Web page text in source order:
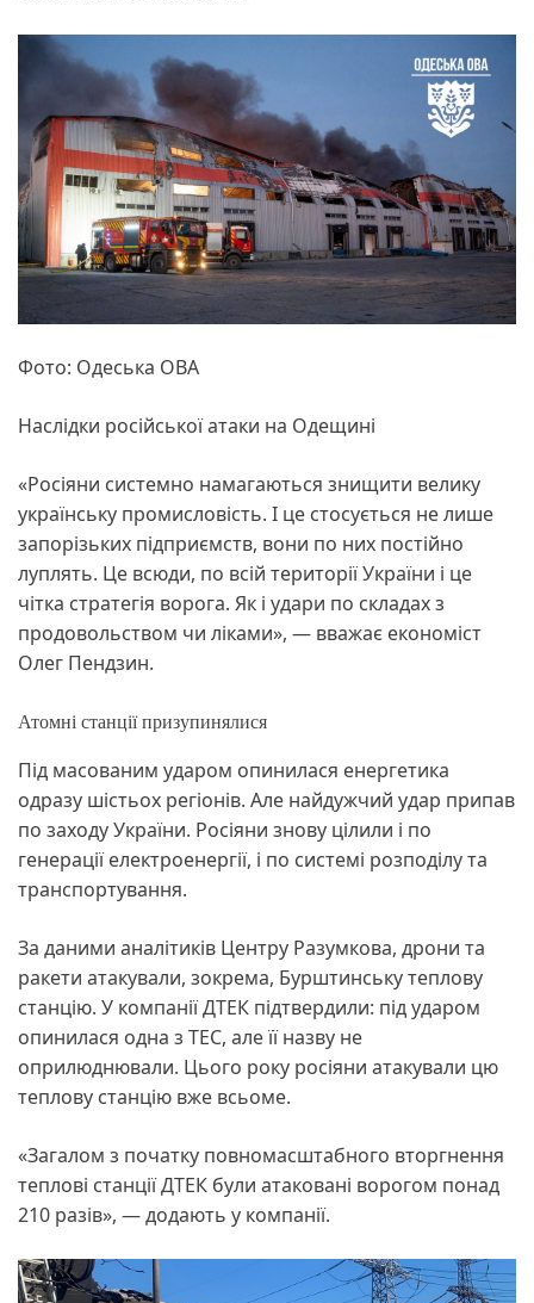
Фото: Одеська ОВА
Наслідки російської атаки на Одещині
«Росіяни системно намагаються знищити велику
українську промисловість. І це стосується не лише
запорізьких підприємств, вони по них постійно
луплять. Це всюди, по всій території України і це
чітка стратегія ворога. Як і удари по складах з
продовольством чи ліками», — вважає економіст
Олег Пендзин.
Атомні станції призупинялися
Під масованим ударом опинилася енергетика
одразу шістьох регіонів. Але найдужчий удар припав
по заходу України. Росіяни знову цілили і по
генерації електроенергії, і по системі розподілу та
транспортування.
За даними аналітиків Центру Разумкова, дрони та
ракети атакували, зокрема, Бурштинську теплову
станцію. У компанії ДТЕК підтвердили: під ударом
опинилася одна з ТЕС, але її назву не
оприлюднювали. Цього року росіяни атакували цю
теплову станцію вже всьоме.
«Загалом з початку повномасштабного вторгнення
теплові станції ДТЕК були атаковані ворогом понад
210 разів», — додають у компанії.